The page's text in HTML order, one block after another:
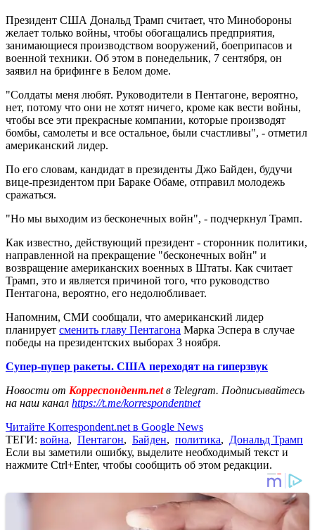
Президент США Дональд Трамп считает, что Минобороны
желает только войны, чтобы обогащались предприятия,
занимающиеся производством вооружений, боеприпасов и
военной техники. Об этом в понедельник, 7 сентября, он
заявил на брифинге в Белом доме.
"Солдаты меня любят. Руководители в Пентагоне, вероятно,
нет, потому что они не хотят ничего, кроме как вести войны,
чтобы все эти прекрасные компании, которые производят
бомбы, самолеты и все остальное, были счастливы", - отметил
американский лидер.
По его словам, кандидат в президенты Джо Байден, будучи
вице-президентом при Бараке Обаме, отправил молодежь
сражаться.
"Но мы выходим из бесконечных войн", - подчеркнул Трамп.
Как известно, действующий президент - сторонник политики,
направленной на прекращение "бесконечных войн" и
возвращение американских военных в Штаты. Как считает
Трамп, это и является причиной того, что руководство
Пентагона, вероятно, его недолюбливает.
Напомним, СМИ сообщали, что американский лидер
планирует сменить главу Пентагона Марка Эспера в случае
победы на президентских выборах 3 ноября.
Супер-пупер ракеты. США переходят на гиперзвук
Новости от Корреспондент.netв Telegram. Подписывайтесь
на наш канал https://t.me/korrespondentnet
Читайте Korrespondent.net в Google News
ТЕГИ: война, Пентагон, Байден, политика, Дональд Трамп
Если вы заметили ошибку, выделите необходимый текст и
нажмите Ctrl+Enter, чтобы сообщить об этом редакции.